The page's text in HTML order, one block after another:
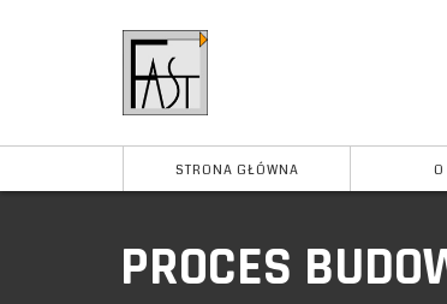
STRONA GŁÓWNA
PROCES